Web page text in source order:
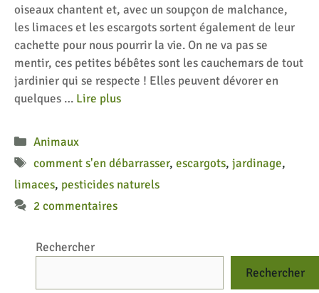
oiseaux chantent et, avec un soupçon de malchance,
les limaces et les escargots sortent également de leur
cachette pour nous pourrir la vie. On ne va pas se
mentir, ces petites bébêtes sont les cauchemars de tout
jardinier qui se respecte ! Elles peuvent dévorer en
quelques … Lire plus
Catégories
Animaux
Étiquettes
comment s'en débarrasser,escargots,jardinage,
limaces, pesticides naturels
2 commentaires
Rechercher
Rechercher